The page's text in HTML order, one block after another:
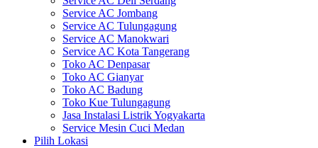
Service AC Jombang
Service AC Tulungagung
Service AC Manokwari
Service AC Kota Tangerang
Toko AC Denpasar
Toko AC Gianyar
Toko AC Badung
Toko Kue Tulungagung
Jasa Instalasi Listrik Yogyakarta
Service Mesin Cuci Medan
Pilih Lokasi